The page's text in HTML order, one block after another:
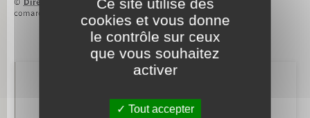
© Direction de l’information légale et administrative
comarquage developpé par
Ce site utilise des
cookies et vous donne
le contrôle sur ceux
que vous souhaitez
activer
Tout accepter